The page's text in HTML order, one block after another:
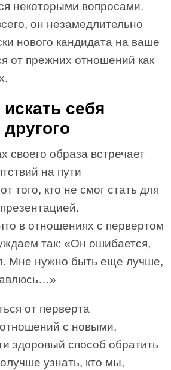
некоторыми вопросами.
он незамедлительно
нового кандидата на ваше
от прежних отношений как
себя
своего образа встречает
на пути
того, кто не смог стать для
в отношениях с первертом
так: «Он ошибается,
Мне нужно быть еще лучше,
от перверта
с новыми,
здоровый способ обратить
узнать, кто мы,